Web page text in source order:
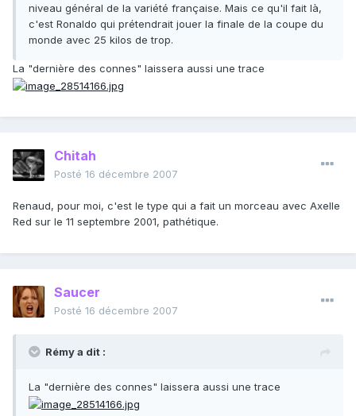
niveau général de la variété française. Mais ce qu'il fait là,
c'est Ronaldo qui prétendrait jouer la finale de la coupe du
monde avec 25 kilos de trop.
La "dernière des connes" laissera aussi une trace
Chitah
Posté 16 décembre 2007
Renaud, pour moi, c'est le type qui a fait un morceau avec Axelle
Red sur le 11 septembre 2001, pathétique.
Saucer
Posté 16 décembre 2007
Rémy a dit :
La "dernière des connes" laissera aussi une trace